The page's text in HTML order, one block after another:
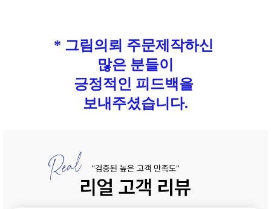
* 그림의뢰 주문제작하신
많은 분들이
긍정적인 피드백을
보내주셨습니다.